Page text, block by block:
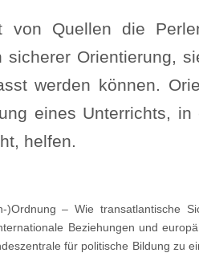
Quellen die
Orientierung,
werden können.
eines Unterrichts,
helfen.
– Wie transatlantische
Beziehungen und
für politische Bildung zu